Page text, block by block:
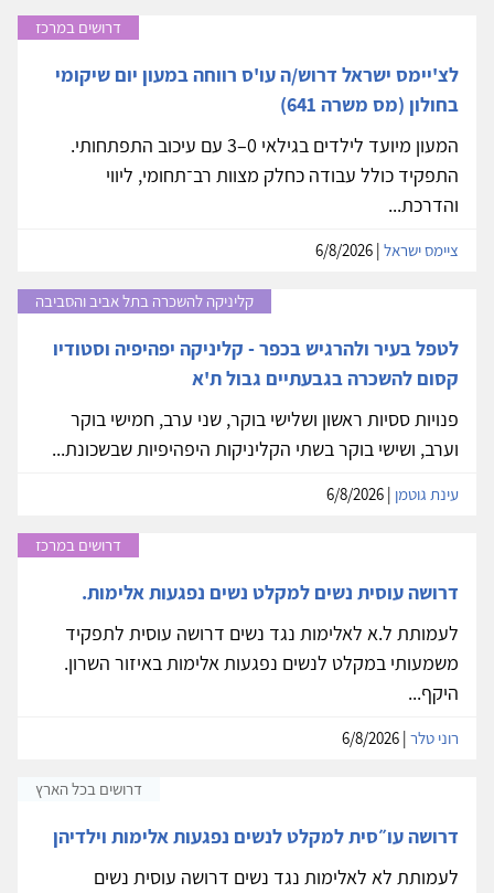
דרושים במרכז
לצ'יימס ישראל דרוש/ה עו'ס רווחה במעון יום שיקומי
בחולון (מס משרה 641)
המעון מיועד לילדים בגילאי 0–3 עם עיכוב התפתחותי.
התפקיד כולל עבודה כחלק מצוות רב־תחומי, ליווי
והדרכת...
ציימס ישראל
קליניקה להשכרה בתל אביב והסביבה
לטפל בעיר ולהרגיש בכפר - קליניקה יפהיפיה וסטודיו
קסום להשכרה בגבעתיים גבול ת'א
פנויות ססיות ראשון ושלישי בוקר, שני ערב, חמישי בוקר
וערב, ושישי בוקר בשתי הקליניקות היפהיפיות שבשכונת...
עינת גוטמן
דרושים במרכז
דרושה עוסית נשים למקלט נשים נפגעות אלימות.
לעמותת ל.א לאלימות נגד נשים דרושה עוסית לתפקיד
משמעותי במקלט לנשים נפגעות אלימות באיזור השרון.
היקף...
רוני טלר
דרושים בכל הארץ
דרושה עו״סית למקלט לנשים נפגעות אלימות וילדיהן
לעמותת לא לאלימות נגד נשים דרושה עוסית נשים